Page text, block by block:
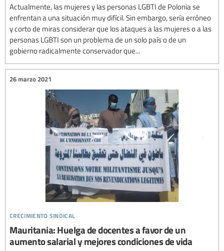
Actualmente, las mujeres y las personas LGBTI de Polonia se
enfrentan a una situación muy difícil. Sin embargo, sería erróneo
y corto de miras considerar que los ataques a las mujeres o a las
personas LGBTI son un problema de un solo país o de un
gobierno radicalmente conservador que...
crecimiento sindical
26 marzo 2021
Mauritania: Huelga de docentes a favor de un
aumento salarial y mejores condiciones de vida